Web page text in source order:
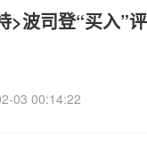
>波司登“买入”
03 00:14:22